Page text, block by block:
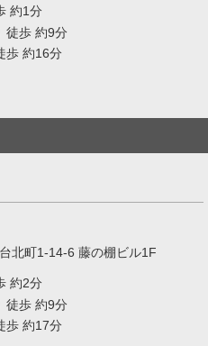
約1分
徒歩 約9分
歩 約16分
北町1-14-6 藤の棚ビル1F
約2分
徒歩 約9分
歩 約17分